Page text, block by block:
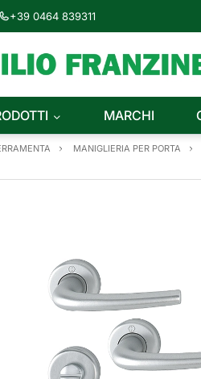
+39 0464 839311
MARCHI
MANIGLIERIA PER PORTA